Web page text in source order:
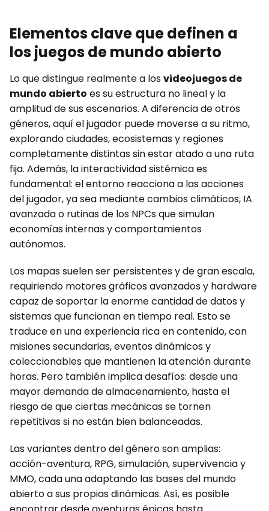
Elementos clave que definen a
los juegos de mundo abierto
Lo que distingue realmente a losvideojuegos de
mundo abierto es su estructura no lineal y la
amplitud de sus escenarios. A diferencia de otros
géneros, aquí el jugador puede moverse a su ritmo,
explorando ciudades, ecosistemas y regiones
completamente distintas sin estar atado a una ruta
fija. Además, la interactividad sistémica es
fundamental: el entorno reacciona a las acciones
del jugador, ya sea mediante cambios climáticos, IA
avanzada o rutinas de los NPCs que simulan
economías internas y comportamientos
autónomos.
Los mapas suelen ser persistentes y de gran escala,
requiriendo motores gráficos avanzados y hardware
capaz de soportar la enorme cantidad de datos y
sistemas que funcionan en tiempo real. Esto se
traduce en una experiencia rica en contenido, con
misiones secundarias, eventos dinámicos y
coleccionables que mantienen la atención durante
horas. Pero también implica desafíos: desde una
mayor demanda de almacenamiento, hasta el
riesgo de que ciertas mecánicas se tornen
repetitivas si no están bien balanceadas.
Las variantes dentro del género son amplias:
acción-aventura, RPG, simulación, supervivencia y
MMO, cada una adaptando las bases del mundo
abierto a sus propias dinámicas. Así, es posible